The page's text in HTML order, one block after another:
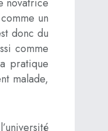
un
donc du
comme
pratique
malade,